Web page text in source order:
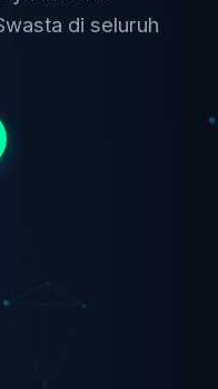
di seluruh